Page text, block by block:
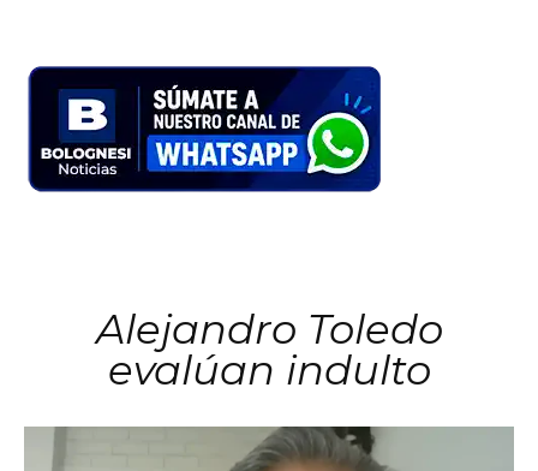
Alejandro Toledo
evalúan indulto